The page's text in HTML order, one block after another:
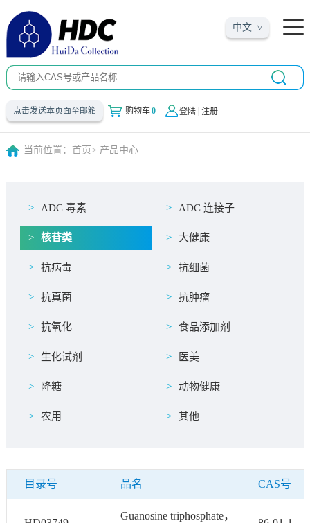
中文
点击发送本页面至邮箱 购物车0 登陆| 注册
当前位置： 首页 > 产品中心
ADC 毒素 ADC 连接子
核苷类 大健康
抗病毒 抗细菌
抗真菌 抗肿瘤
抗氧化 食品添加剂
生化试剂 医美
降糖 动物健康
农用 其他
目录号 品名 CAS号
Guanosine triphosphate，